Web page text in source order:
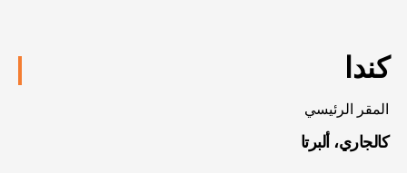
كندا
المقر الرئيسي
كالجاري، ألبرتا